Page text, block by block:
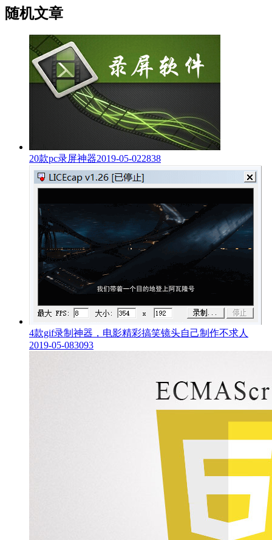
随机文章
20款pc录屏神器2019-05-022838
4款gif录制神器，电影精彩搞笑镜头自己制作不求人
2019-05-083093